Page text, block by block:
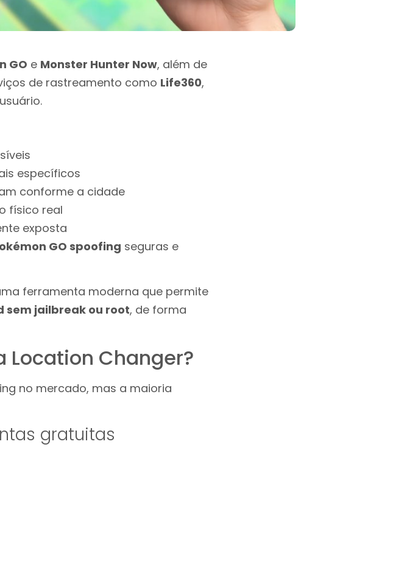
GO e Monster Hunter Now, além de
de rastreamento como Life360,
específicos
conforme a cidade
físico real
exposta
GO spoofing seguras e
ferramenta moderna que permite
sem jailbreak ou root, de forma
Location Changer?
no mercado, mas a maioria
gratuitas